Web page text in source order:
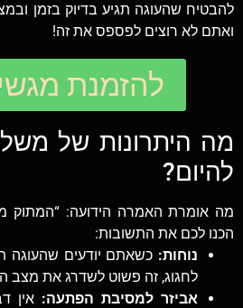
להבטיח שהעוגה תגיע בדיוק בזמן
ואתם לא רוצים לפספס את זה!
להזמנת
מה היתרונות של
להיום?
מה אומרת האמרה הידועה: “המתוק
הכנו לכם את התשובות:
נוחות: כשאתם יודעים שהעוגה
לחגוג, זה פשוט לשדרג את מצב
אביזר למסיבת הפתעה: אין